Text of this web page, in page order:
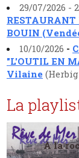
29/07/2026 -
RESTAURANT
BOUIN
10/10/2026 -
"L'OUTIL EN
Vilaine
La
À la